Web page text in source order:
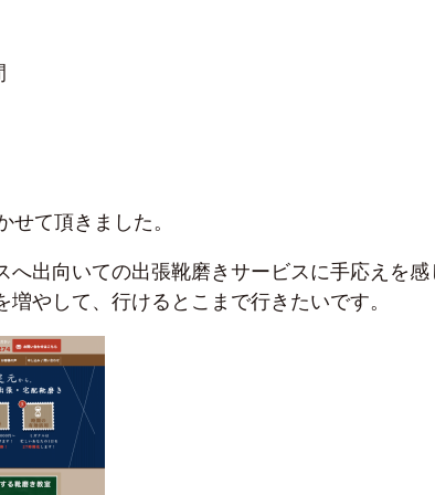
て頂きました。
へ出向いての出張靴磨きサービスに手応えを感
やして、行けるとこまで行きたいです。